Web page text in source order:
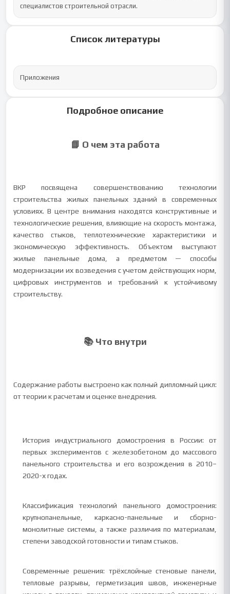
специалистов строительной отрасли.
Список литературы
Приложения
Подробное описание
📘 О чем эта работа
ВКР посвящена совершенствованию технологии
строительства жилых панельных зданий в современных
условиях. В центре внимания находятся конструктивные и
технологические решения, влияющие на скорость монтажа,
качество стыков, теплотехнические характеристики и
экономическую эффективность. Объектом выступают
жилые панельные дома, а предметом — способы
модернизации их возведения с учетом действующих норм,
цифровых инструментов и требований к устойчивому
строительству.
📚 Что внутри
Содержание работы выстроено как полный дипломный цикл:
от теории к расчетам и оценке внедрения.
История индустриального домостроения в России: от
первых экспериментов с железобетоном до массового
панельного строительства и его возрождения в 2010–
2020-х годах.
Классификация технологий панельного домостроения:
крупнопанельные, каркасно-панельные и сборно-
монолитные системы, а также различия по материалам,
степени заводской готовности и типам стыков.
Современные решения: трёхслойные стеновые панели,
тепловые разрывы, герметизация швов, инженерные